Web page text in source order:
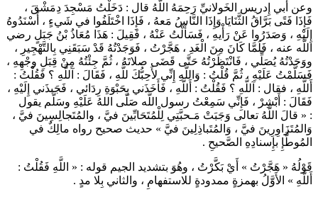
وعن أبي إِدريس الخَولانيِّ رَحِمَهُ اللَّهُ قال : دَخَلْتُ مَسْجِدَ دِمَشْقَ ،
فَإِذَا فَتًى بَرَّاقُ الثَّنَايَا وَإِذَا النَّاسُ مَعهُ ، فَإِذَا اخْتَلَفُوا في شَيءٍ ، أَسْنَدُوهُ
إِلَيْهِ ، وَصَدَرُوا عَنْ رَأْيهِ ، فَسَأَلْتُ عَنْهُ ، فَقِيلَ : هَذَا مُعَاذُ بْنُ جَبَلٍ رضي
اللَّه عنه ، فَلَمَّا كَانَ مِنَ الْغَدِ ، هَجَّرْتُ ، فَوَجَدْتُهُ قَدْ سَبَقَنِي بِالتَّهْجِيرِ ،
ووَجَدْتُهُ يُصَلِّي ، فَانْتَظَرْتُهُ حَتَّى قَضَى صلاتَهُ ، ثُمَّ جِئْتُهُ مِنْ قِبَلِ وجْهِهِ ،
فَسَلَّمْتُ عَلَيْهِ ، ثُمَّ قُلْتُ : وَاللَّهِ إِنِّي لأَحِبُّكَ للَّهِ ، فَقَالَ : آللَّهِ ؟ فَقُلْتُ :
أَللَّهِ ، فقال : آللَّهِ ؟ فَقُلْتُ : أَللَّهِ ، فَأَخَذَني بِحَبْوَةِ رِدَائي ، فَجَبذَني إِلَيْهِ ،
فَقَالَ : أَبْشِرْ ، فَإِنِّي سَمِعْتُ رسول اللَّه صَلّى اللهُ عَلَيْهِ وسَلَّم يقول
: « قالَ اللَّهُ تعالى وَجَبَتْ مَـحبَّتِي لِلْمُتَحَابِّينَ فيَّ ، والمُتَجالِسِينَ فيَّ ،
وَالمُتَزَاوِرِينَ فيَّ ، وَالمُتَباذِلِينَ فيَّ » حديث صحيح رواه مالِكٌ في
المُوطَّإِ بإِسنادِهِ الصَّحيحِ .
قَوْلُهُ « هَجَّرْتُ » أَيْ بَكَّرْتُ ، وهُوَ بتشديد الجيم قوله : « اللَّهِ فَقُلْتُ :
أَللَّهِ » الأَوَّلُ بهمزةٍ ممدودةٍ للاستفهامِ ، والثاني بِلا مدٍ .